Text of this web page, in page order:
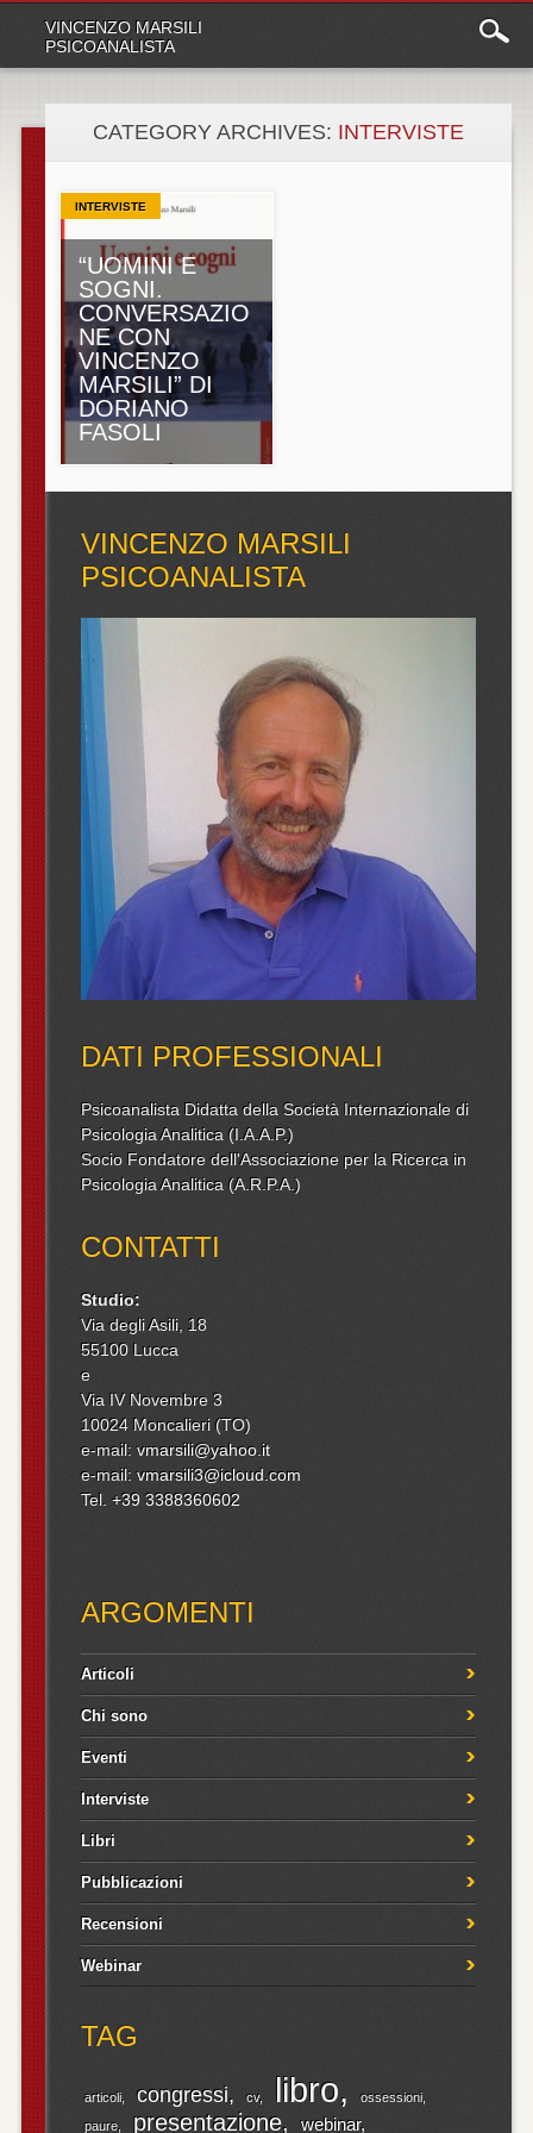
VINCENZO MARSILI
PSICOANALISTA
menu
content
CATEGORY ARCHIVES: INTERVISTE
INTERVISTE
“UOMINI E
SOGNI.
CONVERSAZIO
NE CON
VINCENZO
MARSILI” DI
DORIANO
FASOLI
VINCENZO MARSILI
PSICOANALISTA
DATI PROFESSIONALI
Psicoanalista Didatta della Società Internazionale di
Psicologia Analitica (I.A.A.P.)
Socio Fondatore dell'Associazione per la Ricerca in
Psicologia Analitica (A.R.P.A.)
CONTATTI
Studio:
Via degli Asili, 18
55100 Lucca
e
Via IV Novembre 3
10024 Moncalieri (TO)
e-mail:vmarsili@yahoo.it
e-mail:vmarsili3@icloud.com
Tel. +39 3388360602
ARGOMENTI
Articoli
Chi sono
Eventi
Interviste
Libri
Pubblicazioni
Recensioni
Webinar
TAG
articoli congressi cv libro
ossessioni
paure
presentazione webinar